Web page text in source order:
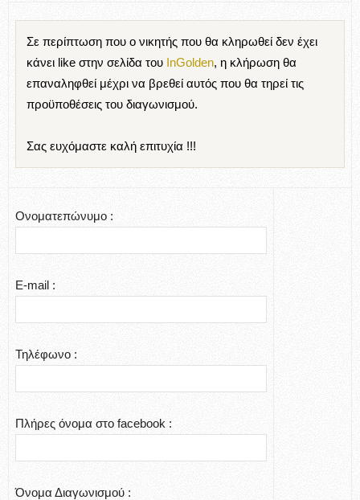
Σε περίπτωση που ο νικητής που θα κληρωθεί δεν έχει
κάνει like στην σελίδα του InGolden, η κλήρωση θα
επαναληφθεί μέχρι να βρεθεί αυτός που θα τηρεί τις
προϋποθέσεις του διαγωνισμού.
Σας ευχόμαστε καλή επιτυχία !!!
Ονοματεπώνυμο :
E-mail :
Τηλέφωνο :
Πλήρες όνομα στο facebook :
Όνομα Διαγωνισμού :